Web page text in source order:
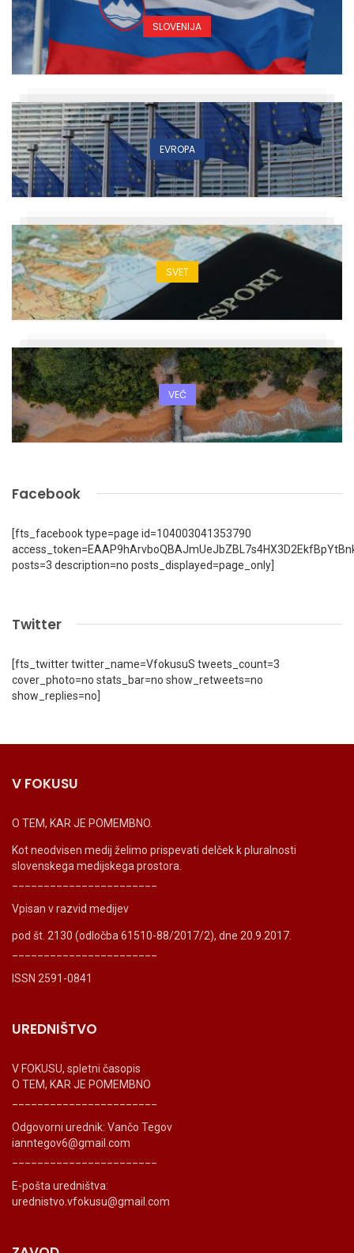
SLOVENIJA
EVROPA
SVET
VEČ
Facebook
[fts_facebook type=page id=104003041353790
posts=3 description=no posts_displayed=page_only]
Twitter
[fts_twitter twitter_name=VfokusuS tweets_count=3
cover_photo=no stats_bar=no show_retweets=no
show_replies=no]
V FOKUSU
O TEM, KAR JE POMEMBNO.
Kot neodvisen medij želimo prispevati delček k pluralnosti
slovenskega medijskega prostora.
Vpisan v razvid medijev
pod št. 2130 (odločba 61510-88/2017/2), dne 20.9.2017.
ISSN 2591-0841
UREDNIŠTVO
V FOKUSU, spletni časopis
O TEM, KAR JE POMEMBNO
Odgovorni urednik: Vančo Tegov
ianntegov6@gmail.com
E-pošta uredništva:
urednistvo.vfokusu@gmail.com